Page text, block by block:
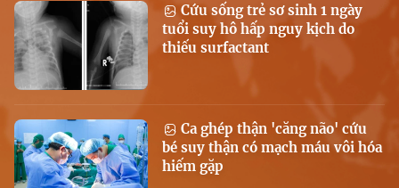
Cứu sống trẻ sơ sinh 1 ngày
tuổi suy hô hấp nguy kịch do
thiếu surfactant
Ca ghép thận 'căng não' cứu
bé suy thận có mạch máu vôi hóa
hiếm gặp